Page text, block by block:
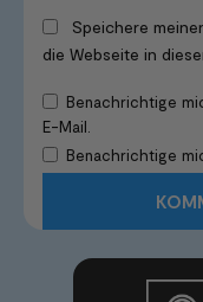
Speichere
die Webseite in
Benachrichtige
E-Mail.
Benachrichtige